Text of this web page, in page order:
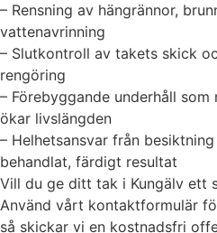
– Rensning av hängrännor,
vattenavrinning
– Slutkontroll av takets skick
rengöring
– Förebyggande underhåll
ökar livslängden
– Helhetsansvar från
behandlat, färdigt resultat
Vill du ge ditt tak i Kungälv ett
Använd vårt kontaktformulär
så skickar vi en kostnadsfri